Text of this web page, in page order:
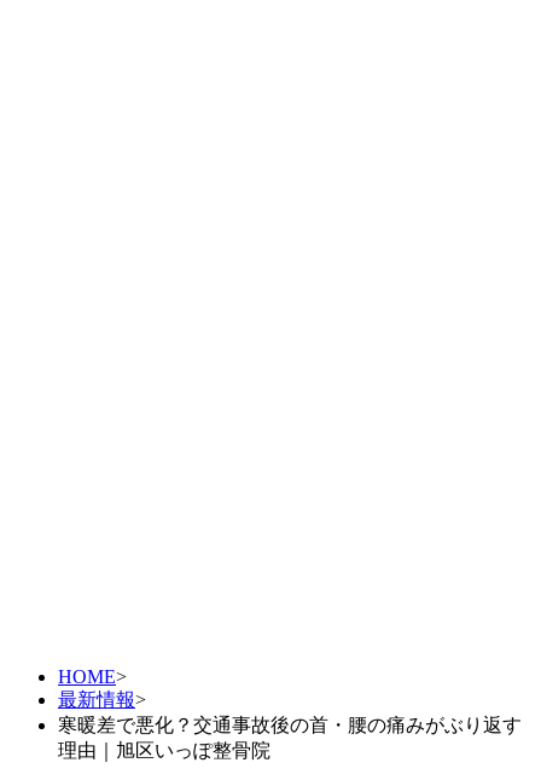
HOME>
最新情報>
寒暖差で悪化？交通事故後の首・腰の痛みがぶり返す
理由｜旭区いっぽ整骨院